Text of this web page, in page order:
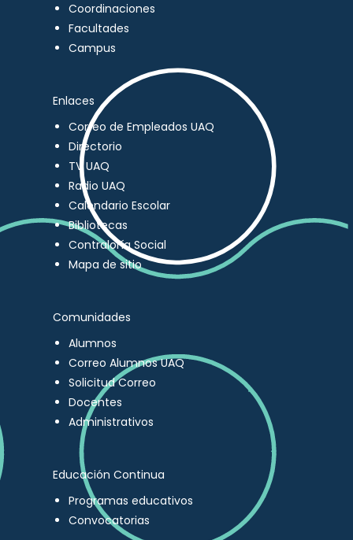
Coordinaciones
Facultades
Campus
Enlaces
Correo de Empleados UAQ
Directorio
TV UAQ
Radio UAQ
Calendario Escolar
Bibliotecas
Contraloría Social
Mapa de sitio
Comunidades
Alumnos
Correo Alumnos UAQ
Solicitud Correo
Docentes
Administrativos
Educación Continua
Programas educativos
Convocatorias